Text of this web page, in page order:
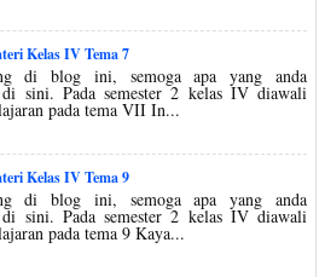
Kelas IV Tema 7
di blog ini, semoga apa yang anda
di sini. Pada semester 2 kelas IV diawali
pada tema VII In...
Kelas IV Tema 9
di blog ini, semoga apa yang anda
di sini. Pada semester 2 kelas IV diawali
pada tema 9 Kaya...